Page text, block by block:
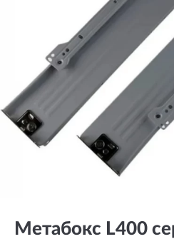
Метабокс L400